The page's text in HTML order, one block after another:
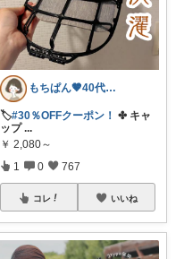
もちぱん🤎40代主婦のくらしメモ
🏷️#30％OFFクーポン！ ✤ キャ
ップ ...
￥ 2,080～
1 0 767
コレ いいね